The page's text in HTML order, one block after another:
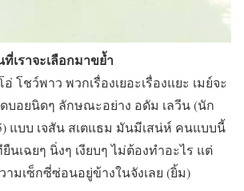
เราจะเลือกมาขย้ำ
โชว์พาว พวกเรื่องเยอะเรื่องแยะ เมย์จะ
บอยนิดๆ ลักษณะอย่าง อดัม เลวีน (นัก
แบบ เจสัน สเตแธม มันมีเสน่ห์ คนแบบนี้
นเฉยๆ นิ่งๆ เงียบๆ ไม่ต้องทำอะไร แต่
มเซ็กซี่ซ่อนอยู่ข้างในจังเลย (ยิ้ม)